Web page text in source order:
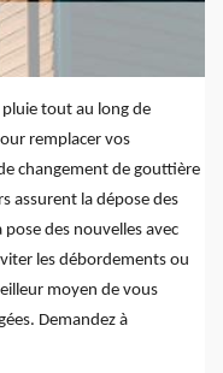
pluie tout au long de
remplacer vos
changement de gouttière
assurent la dépose des
des nouvelles avec
les débordements ou
moyen de vous
Demandez à